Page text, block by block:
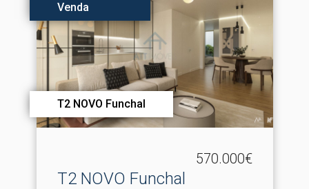
Venda
T2 NOVO Funchal
570.000€
T2 NOVO Funchal